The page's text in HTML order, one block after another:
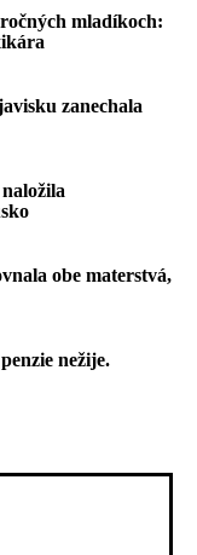
mladíkoch:
zanechala
obe materstvá,
nežije.